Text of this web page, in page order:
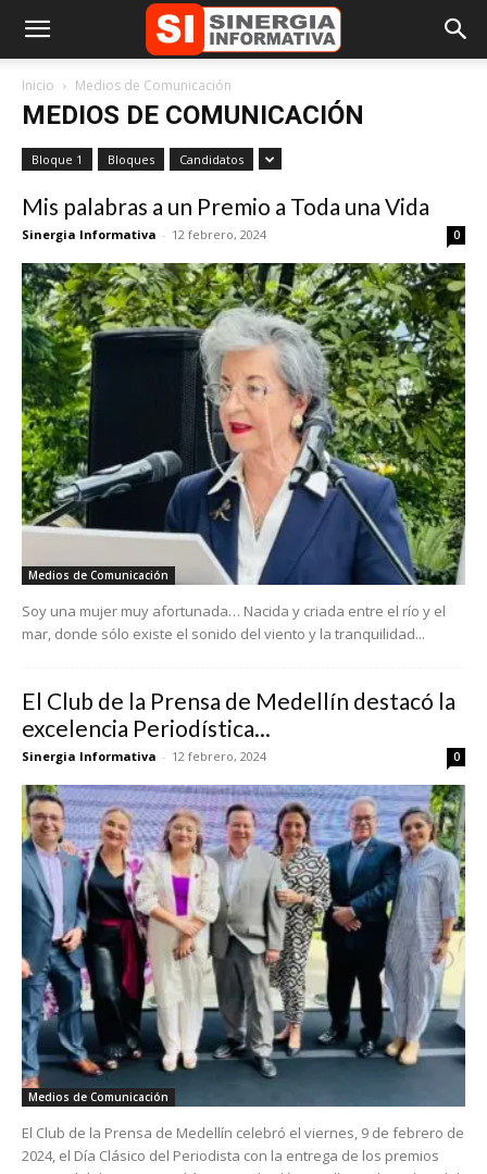
Inicio Medios de Comunicación
MEDIOS DE COMUNICACIÓN
Bloque 1 Bloques Candidatos
Mis palabras a un Premio a Toda una Vida
Sinergia Informativa - 12 febrero, 2024 0
Medios de Comunicación
Soy una mujer muy afortunada… Nacida y criada entre el río y el
mar, donde sólo existe el sonido del viento y la tranquilidad...
El Club de la Prensa de Medellín destacó la
excelencia Periodística...
Sinergia Informativa - 12 febrero, 2024 0
Medios de Comunicación
El Club de la Prensa de Medellín celebró el viernes, 9 de febrero de
2024, el Día Clásico del Periodista con la entrega de los premios